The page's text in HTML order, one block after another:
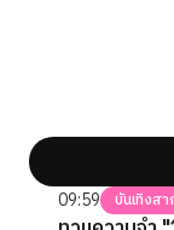
09:59 บันเทิงส